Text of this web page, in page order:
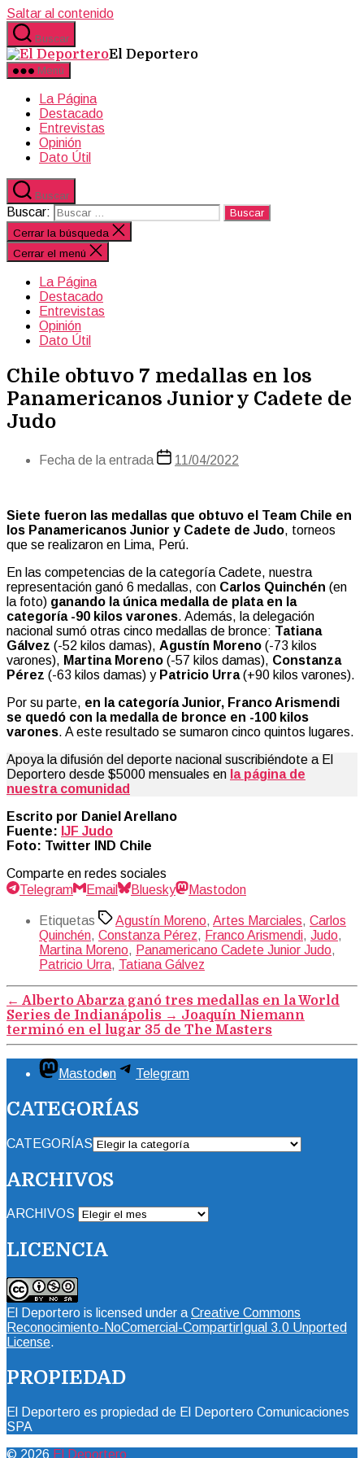
Saltar al contenido
Buscar
El Deportero
Menú
La Página
Destacado
Entrevistas
Opinión
Dato Útil
Buscar
Buscar:
Cerrar la búsqueda
Cerrar el menú
La Página
Destacado
Entrevistas
Opinión
Dato Útil
Chile obtuvo 7 medallas en los
Panamericanos Junior y Cadete de
Judo
Fecha de la entrada 11/04/2022
Siete fueron las medallas que obtuvo el Team Chile en
los Panamericanos Junior y Cadete de Judo, torneos
que se realizaron en Lima, Perú.
En las competencias de la categoría Cadete, nuestra
representación ganó 6 medallas, con Carlos Quinchén (en
la foto) ganando la única medalla de plata en la
categoría -90 kilos varones. Además, la delegación
nacional sumó otras cinco medallas de bronce: Tatiana
Gálvez (-52 kilos damas), Agustín Moreno (-73 kilos
varones), Martina Moreno (-57 kilos damas), Constanza
Pérez (-63 kilos damas) y Patricio Urra(+90 kilos varones).
Por su parte, en la categoría Junior, Franco Arismendi
se quedó con la medalla de bronce en -100 kilos
varones. A este resultado se sumaron cinco quintos lugares.
Apoya la difusión del deporte nacional suscribiéndote a El
Deportero desde $5000 mensuales en la página de
nuestra comunidad
Escrito por Daniel Arellano
Fuente: IJF Judo
Foto: Twitter IND Chile
Comparte en redes sociales
Telegram
Email Bluesky Mastodon
Etiquetas Agustín Moreno, Artes Marciales, Carlos
Quinchén, Constanza Pérez, Franco Arismendi, Judo,
Martina Moreno, Panamericano Cadete Junior Judo,
Patricio Urra, Tatiana Gálvez
← Alberto Abarza ganó tres medallas en la World
Series de Indianápolis → Joaquín Niemann
terminó en el lugar 35 de The Masters
Mastodon Telegram
CATEGORÍAS
CATEGORÍAS
ARCHIVOS
ARCHIVOS
LICENCIA
El Deportero is licensed under a Creative Commons
Reconocimiento-NoComercial-CompartirIgual 3.0 Unported
License.
PROPIEDAD
El Deportero es propiedad de El Deportero Comunicaciones
SPA
© 2026 El Deportero